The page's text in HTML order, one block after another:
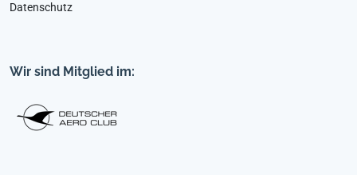
Datenschutz
Wir sind Mitglied im: